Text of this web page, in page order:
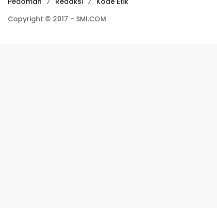
Copyright © 2017 - SMI.COM